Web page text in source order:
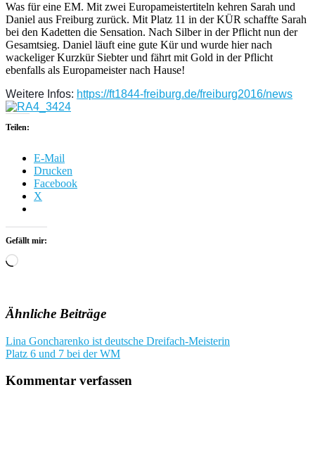
Was für eine EM. Mit zwei Europameistertiteln kehren Sarah und
Daniel aus Freiburg zurück. Mit Platz 11 in der KÜR schaffte Sarah
bei den Kadetten die Sensation. Nach Silber in der Pflicht nun der
Gesamtsieg. Daniel läuft eine gute Kür und wurde hier nach
wackeliger Kurzkür Siebter und fährt mit Gold in der Pflicht
ebenfalls als Europameister nach Hause!
Weitere Infos: https://ft1844-freiburg.de/freiburg2016/news
Teilen:
E-Mail
Drucken
Facebook
X
Gefällt mir:
Wird
Ähnliche Beiträge
Beitragsnavigation
Lina Goncharenko ist deutsche Dreifach-Meisterin
Platz 6 und 7 bei der WM
Kommentar verfassen